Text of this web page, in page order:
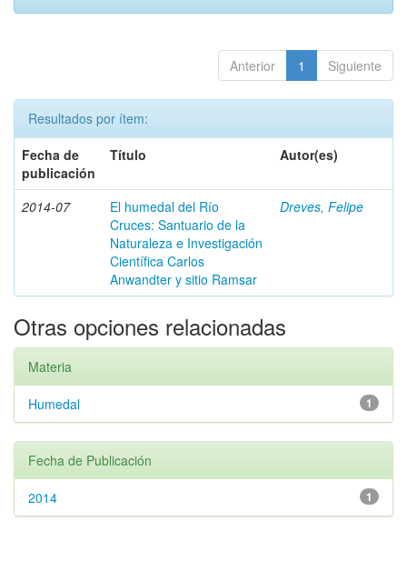
Anterior 1 Siguiente
Resultados por ítem:
Fecha de
publicación
Título Autor(es)
2014-07
El humedal del Río
Cruces: Santuario de la
Naturaleza e Investigación
Científica Carlos
Anwandter y sitio Ramsar
Dreves, Felipe
Otras opciones relacionadas
Materia
1
Humedal
Fecha de Publicación
1
2014